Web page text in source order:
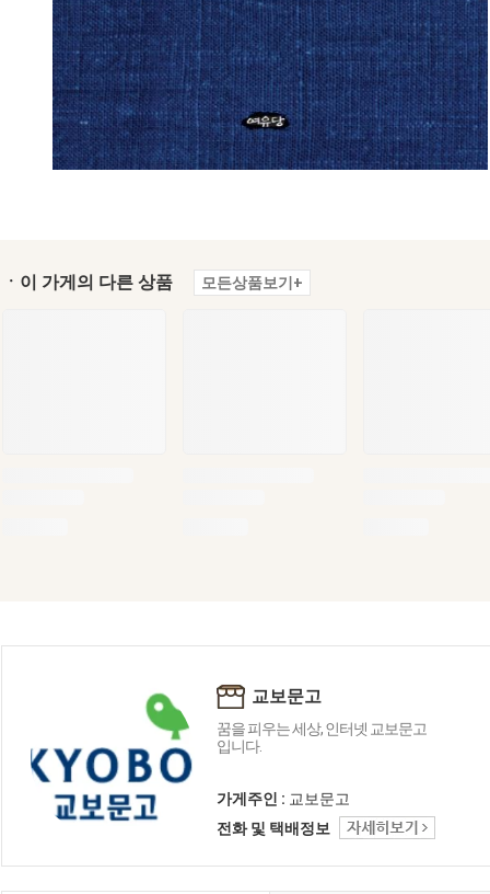
ㆍ이 가게의 다른 상품 모든상품보기+
교보문고
꿈을 피우는 세상, 인터넷 교보문고
입니다.
가게주인 : 교보문고
전화 및 택배정보